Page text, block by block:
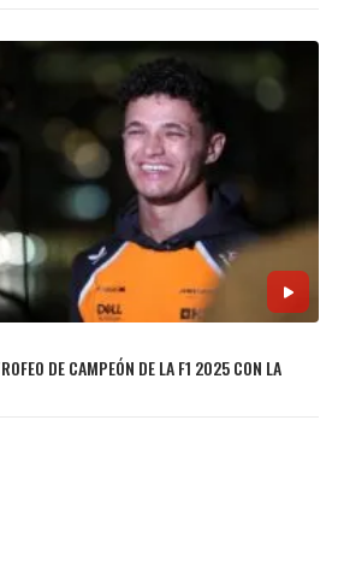
DE CAMPEÓN DE LA F1 2025 CON LA